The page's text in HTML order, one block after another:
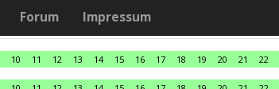
Forum Impressum
10 11 12 13 14 15 16 17 18 19 20 21 22